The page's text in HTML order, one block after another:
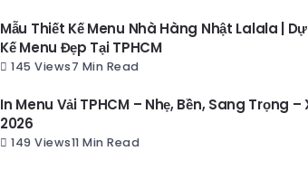
Mẫu Thiết Kế Menu Nhà Hàng Nhật Lalala |
Kế Menu Đẹp Tại TPHCM
145 Views7 Min Read
In Menu Vải TPHCM – Nhẹ, Bền, Sang Trọng
2026
149 Views11 Min Read